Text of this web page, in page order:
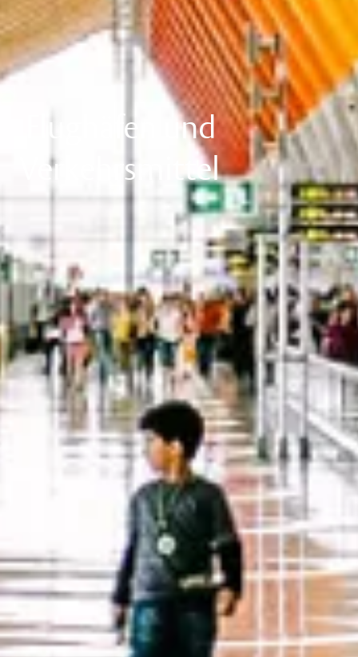
Flughäfen und
Verkehrsmittel